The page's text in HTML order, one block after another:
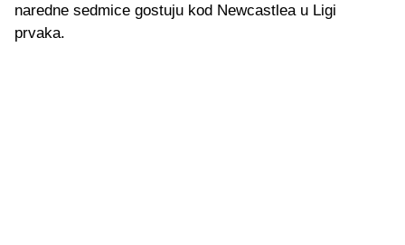
naredne sedmice gostuju kod Newcastlea u Ligi
prvaka.